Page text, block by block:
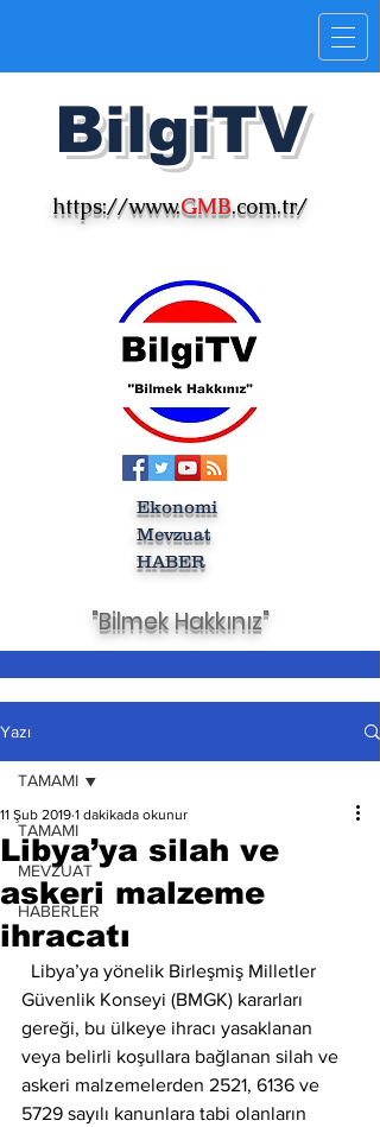
BilgiTV
https://www.GMB.com.tr/
Ekonomi
Mevzuat
HABER
"Bilmek Hakkınız"
Yazı
TAMAMI
MEVZUAT
HABERLER
TAMAMI
Libya’ya silah ve
askeri malzeme
ihracatı
11 Şub 2019 1 dakikada okunur
Güvenlik Konseyi (BMGK) kararları
gereği, bu ülkeye ihracı yasaklanan
veya belirli koşullara bağlanan silah ve
askeri malzemelerden 2521, 6136 ve
5729 sayılı kanunlara tabi olanların